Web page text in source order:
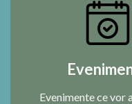
Evenimente ce vor